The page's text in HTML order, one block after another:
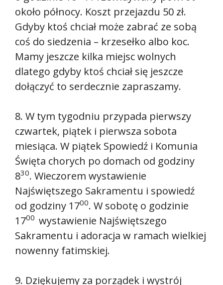
około północy. Koszt przejazdu 50 zł.
Gdyby ktoś chciał może zabrać ze sobą
coś do siedzenia – krzesełko albo koc.
Mamy jeszcze kilka miejsc wolnych
dlatego gdyby ktoś chciał się jeszcze
dołączyć to serdecznie zapraszamy.
8. W tym tygodniu przypada pierwszy
czwartek, piątek i pierwsza sobota
miesiąca. W piątek Spowiedź i Komunia
Święta chorych po domach od godziny
830. Wieczorem wystawienie
Najświętszego Sakramentu i spowiedź
od godziny 1700. W sobotę o godzinie
1700 wystawienie Najświętszego
Sakramentu i adoracja w ramach wielkiej
nowenny fatimskiej.
9. Dziękujemy za porządek i wystrój